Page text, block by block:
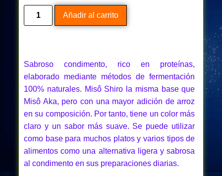
Añadir al carrito
Sabroso condimento, rico en proteínas,
elaborado mediante métodos de fermentación
100% naturales. Misô Shiro la misma base que
Misô Aka, pero con una mayor adición de arroz
en su composición. Por tanto, tiene un color más
claro y un sabor más suave. Se puede utilizar
como base para muchos platos y varios tipos de
alimentos como una alternativa ligera y sabrosa
al condimento en sus preparaciones diarias.